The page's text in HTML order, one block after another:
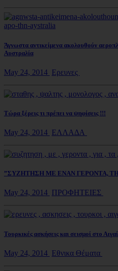
Άγνωστα αντικείμενα ακολουθούν
Αυστραλία
May 24, 2014 Ερευνες
Τώρα ξέρεις τι πρέπει να ψηφίσεις !!!
May 24, 2014 ΕΛΛΑΔΑ
”ΣΥΖΗΤΗΣΗ ΜΕ ΕΝΑΝ ΓΕΡΟΝΤΑ,
May 24, 2014 ΠΡΟΦΗΤΕΙΕΣ
Τουρκικές ασκήσεις και σεισμοί στο
May 24, 2014 Εθνικα Θέματα